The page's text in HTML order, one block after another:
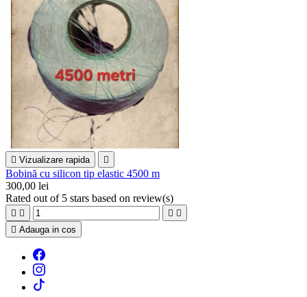
 Vizualizare rapida 
Bobină cu silicon tip elastic 4500 m
300,00 lei
Rated out of 5 stars based on review(s)
   
 Adauga in cos